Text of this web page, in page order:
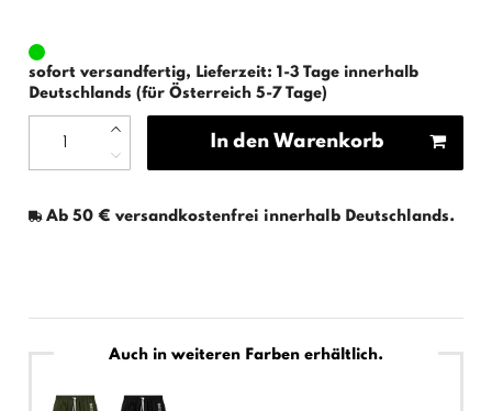
sofort versandfertig, Lieferzeit: 1-3 Tage innerhalb
Deutschlands (für Österreich 5-7 Tage)
In den Warenkorb
Ab 50 € versandkostenfrei innerhalb Deutschlands.
Auch in weiteren Farben erhältlich.